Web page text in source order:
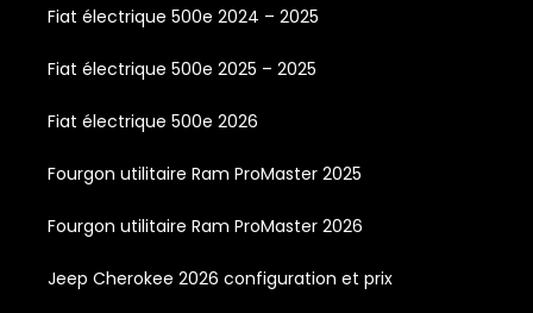
Fiat électrique 500e 2024 – 2025
Fiat électrique 500e 2025 – 2025
Fiat électrique 500e 2026
Fourgon utilitaire Ram ProMaster 2025
Fourgon utilitaire Ram ProMaster 2026
Jeep Cherokee 2026 configuration et prix